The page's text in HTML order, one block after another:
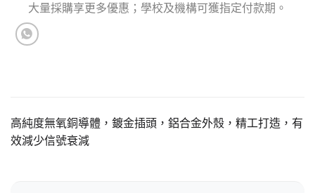
大量採購享更多優惠；學校及機構可獲指定付款期。
高純度無氧銅導體，鍍金插頭，鋁合金外殼，精工打造，有
效減少信號衰減